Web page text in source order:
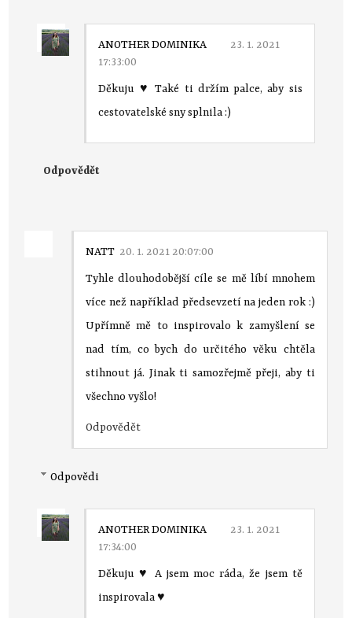
ANOTHER DOMINIKA
23. 1. 2021
17:33:00
Děkuju ♥ Také ti držím palce, aby sis
cestovatelské sny splnila :)
Odpovědět
NATT 20. 1. 2021 20:07:00
Tyhle dlouhodobější cíle se mě líbí mnohem
více než například předsevzetí na jeden rok :)
Upřímně mě to inspirovalo k zamyšlení se
nad tím, co bych do určitého věku chtěla
stihnout já. Jinak ti samozřejmě přeji, aby ti
všechno vyšlo!
Odpovědět
Odpovědi
ANOTHER DOMINIKA
23. 1. 2021
17:34:00
Děkuju ♥ A jsem moc ráda, že jsem tě
inspirovala ♥